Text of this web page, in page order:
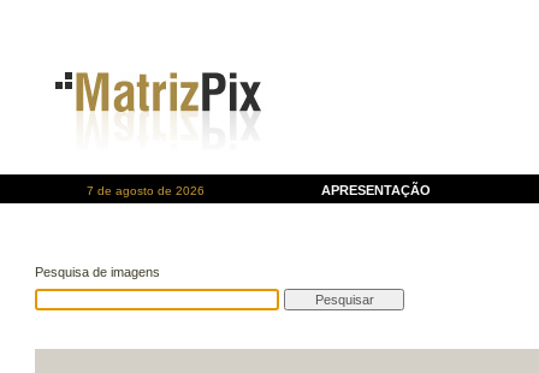
7 de agosto de 2026 APRESENTAÇÃO
Pesquisa de imagens